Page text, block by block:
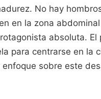
No hay
en la zona
absoluta. El
para centrarse en la
enfoque sobre este